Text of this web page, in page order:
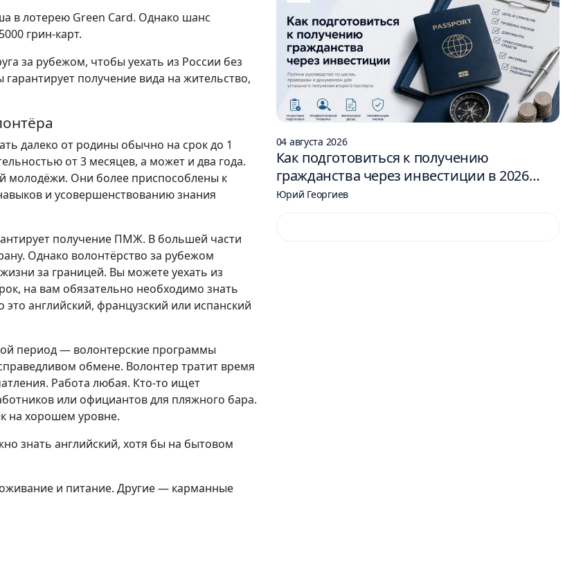
в лотерею Green Card. Однако шанс
грин-карт.
за рубежом, чтобы уехать из России без
получение вида на жительство,
далеко от родины обычно на срок до 1
от 3 месяцев, а может и два года.
молодёжи. Они более приспособлены к
и усовершенствованию знания
получение ПМЖ. В большей части
Однако волонтёрство за рубежом
за границей. Вы можете уехать из
на вам обязательно необходимо знать
английский, французский или испанский
период — волонтерские программы
обмене. Волонтер тратит время
Работа любая. Кто-то ищет
или официантов для пляжного бара.
на хорошем уровне.
знать английский, хотя бы на бытовом
и питание. Другие — карманные
04 августа 2026
Как подготовиться к получению
гражданства через инвестиции в 2026
году: 6 шагов
Юрий Георгиев